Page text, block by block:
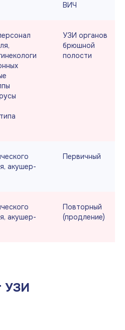
ВИЧ
УЗИ органов
брюшной
полости
акушер-
Первичный
акушер-
Повторный
(продление)
УЗИ